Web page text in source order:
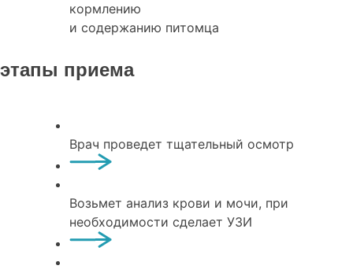
кормлению
и содержанию питомца
этапы приема
Врач проведет тщательный осмотр
Возьмет анализ крови и мочи, при
необходимости сделает УЗИ